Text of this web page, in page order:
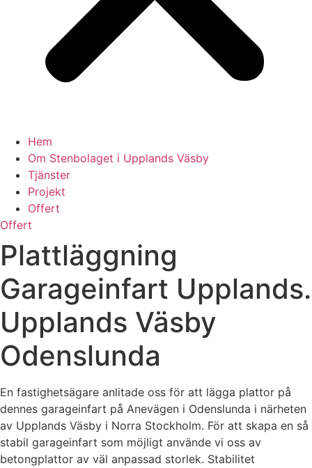
Hem
Om Stenbolaget i Upplands Väsby
Tjänster
Projekt
Offert
Offert
Plattläggning
Garageinfart Upplands.
Upplands Väsby
Odenslunda
En fastighetsägare anlitade oss för att lägga plattor på
dennes garageinfart på Anevägen i Odenslunda i närheten
av Upplands Väsby i Norra Stockholm. För att skapa en så
stabil garageinfart som möjligt använde vi oss av
betongplattor av väl anpassad storlek. Stabilitet